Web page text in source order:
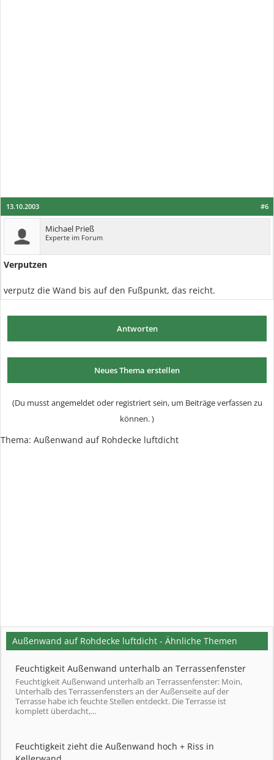
#6
13.10.2003
Michael Prieß
Experte im Forum
Verputzen
verputz die Wand bis auf den Fußpunkt, das reicht.
Antworten
Neues Thema erstellen
(Du musst angemeldet oder registriert sein, um Beiträge verfassen zu
können. )
Thema: Außenwand auf Rohdecke luftdicht
Außenwand auf Rohdecke luftdicht - Ähnliche Themen
Feuchtigkeit Außenwand unterhalb an Terrassenfenster
Feuchtigkeit Außenwand unterhalb an Terrassenfenster: Moin,
Unterhalb des Terrassenfensters an der Außenseite auf der
Terrasse habe ich feuchte Stellen entdeckt. Die Terrasse ist
komplett überdacht,...
Feuchtigkeit zieht die Außenwand hoch + Riss in